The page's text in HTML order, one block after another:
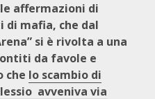
affermazioni di
di mafia, che dal
si è rivolta a una
da favole e
che lo scambio di
avveniva via